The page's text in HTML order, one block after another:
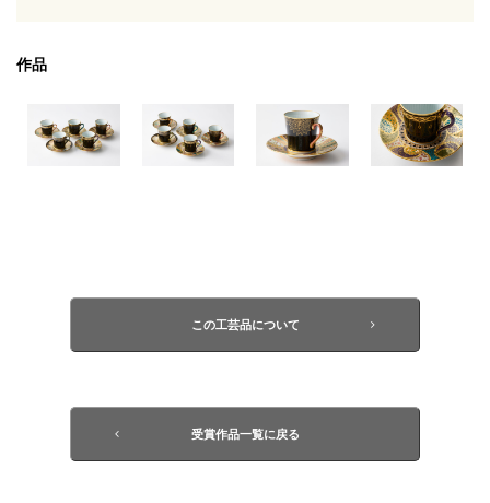
作品
この工芸品について
受賞作品一覧に戻る